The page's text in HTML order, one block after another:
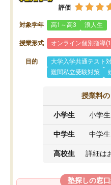
評価
対象学年 高1～高3 浪人生
授業形式 オンライン個別指導
目的 大学入学共通テスト
難関私立受験対策
授業料
小学生 小学
中学生 中学
高校生 詳細は
塾探しの窓